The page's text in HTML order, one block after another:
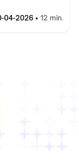
04-2026 • 12 min.